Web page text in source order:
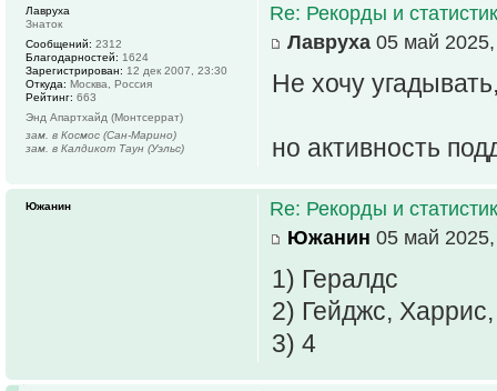
Re: Рекорды и
Лавруха 05 май
Не хочу
но активность
Лавруха
Знаток
Сообщений: 2312
Благодарностей: 1624
Зарегистрирован: 12 дек 2007, 23:30
Откуда: Москва, Россия
Рейтинг: 663
Энд Апартхайд (Монтсеррат)
зам. в Космос (Сан-Марино)
зам. в Калдикот Таун (Уэльс)
Re: Рекорды и
Южанин 05 май
1) Гералдс
2) Гейджс,
3) 4
Южанин